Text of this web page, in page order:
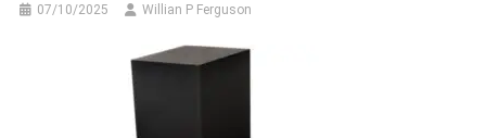
07/10/2025 Willian P Ferguson